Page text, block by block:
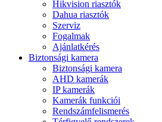
Hikvision riasztók
Dahua riasztók
Szerviz
Fogalmak
Ajánlatkérés
Biztonsági kamera
Biztonsági kamera
AHD kamerák
IP kamerák
Kamerák funkciói
Rendszámfelismerés